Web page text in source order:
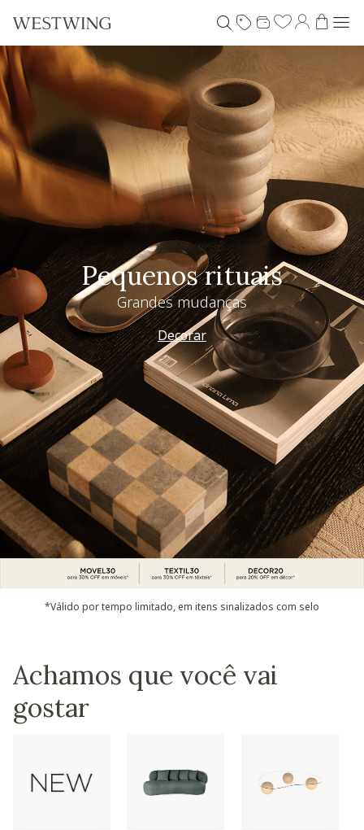
Pequenos rituais
Grandes mudanças
Decorar
*Válido por tempo limitado, em itens sinalizados com selo
Achamos que você vai
gostar